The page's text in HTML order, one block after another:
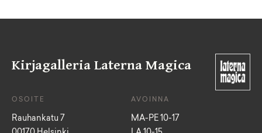
Kirjagalleria Laterna Magica
OSOITE
Rauhankatu 7
AVOINNA
MA-PE 10-17